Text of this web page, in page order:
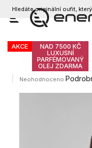
Přejít
Hledáte originální oufit,
Ola Voga
AKCE
NAD 7500 KČ
LUXUSNÍ
PARFÉMOVANÝ
OLEJ ZDARMA
Průměrné
Neohodnoceno